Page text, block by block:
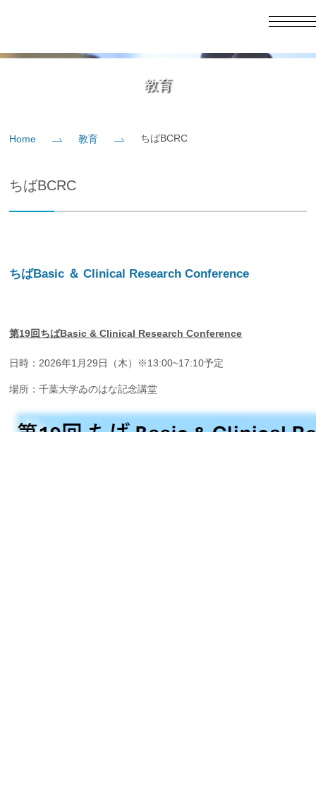
日本語
研究
企業の方大学院志望の方
お問い合わせ交通アクセス
教育
Home 教育 ちばBCRC
ちばBCRC
ちばBasic ＆ Clinical Research Conference
第19回ちばBasic & Clinical Research Conference
日時：2026年1月29日（木）※13:00~17:10予定
場所：千葉大学ゐのはな記念講堂